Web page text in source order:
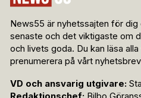
News55 är nyhetssajten för dig
senaste och det viktigaste om
och livets goda. Du kan läsa
prenumerera på vårt
VD och ansvarig utgivare: